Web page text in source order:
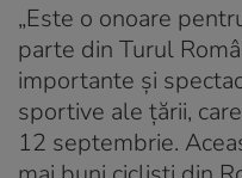
„Este o onoare
parte din Turul
importante și
sportive ale țării,
12 septembrie.